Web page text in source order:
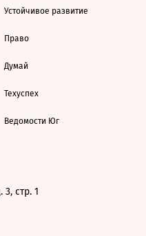
Устойчивое развитие
Право
Думай
Техуспех
Ведомости Юг
3, стр. 1